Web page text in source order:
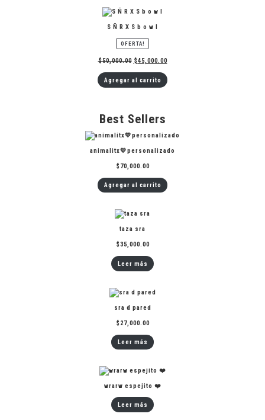
S Ñ R X S b o w l
OFERTA!
EN
OFERTA
$50,000.00 $45,000.00
Agregar al carrito
Best Sellers
animalitx💛personalizado
$70,000.00
Agregar al carrito
taza sra
$35,000.00
Leer más
sra d pared
$27,000.00
Leer más
wrarw espejito ❤️
Leer más